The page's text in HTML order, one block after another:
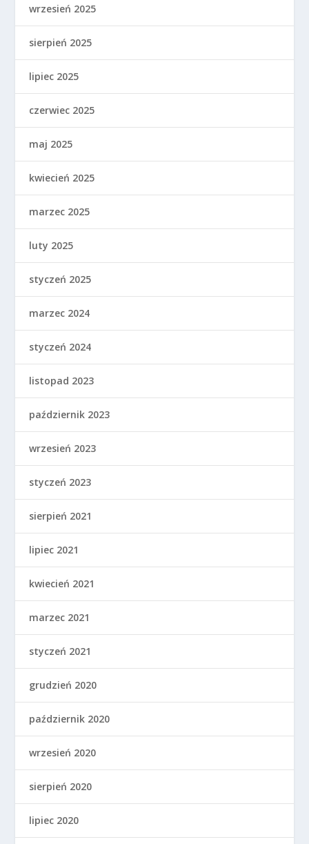
wrzesień 2025
sierpień 2025
lipiec 2025
czerwiec 2025
maj 2025
kwiecień 2025
marzec 2025
luty 2025
styczeń 2025
marzec 2024
styczeń 2024
listopad 2023
październik 2023
wrzesień 2023
styczeń 2023
sierpień 2021
lipiec 2021
kwiecień 2021
marzec 2021
styczeń 2021
grudzień 2020
październik 2020
wrzesień 2020
sierpień 2020
lipiec 2020